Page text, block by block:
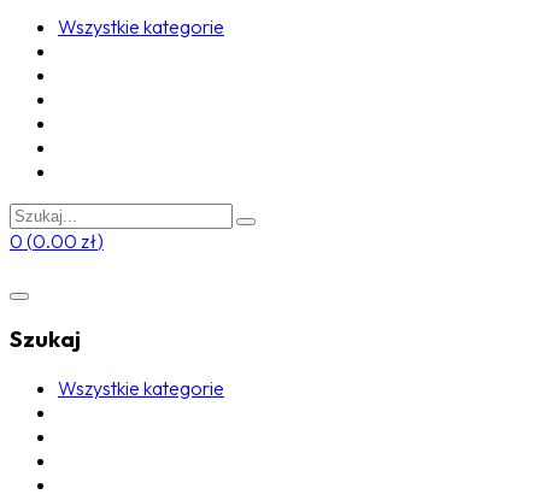
Wszystkie kategorie
0 (0.00 zł)
Szukaj
Wszystkie kategorie